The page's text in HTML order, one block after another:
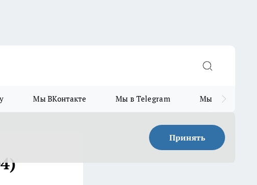
Мы ВКонтакте Мы в Telegram Мы в MAX
Принять